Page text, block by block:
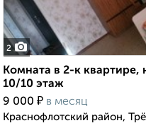
2
Комната в 2-к квартире,
10/10 этаж
9 000 ₽ в месяц
Краснофлотский район,